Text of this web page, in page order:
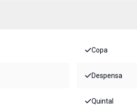
Copa
Despensa
Quintal